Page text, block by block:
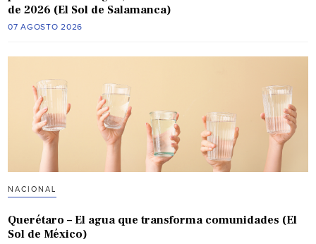
de 2026 (El Sol de Salamanca)
07 AGOSTO 2026
NACIONAL
Querétaro – El agua que transforma comunidades (El
Sol de México)